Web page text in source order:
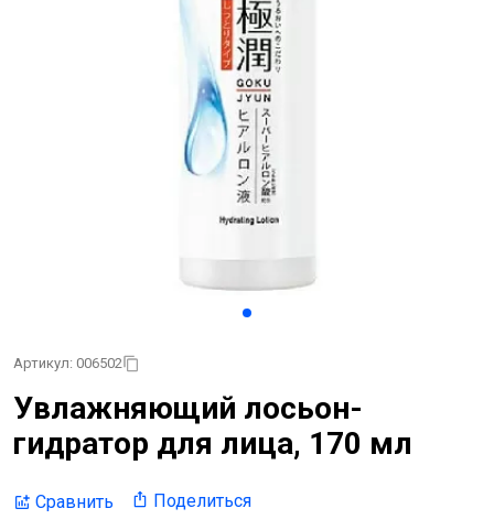
Артикул: 006502
Увлажняющий лосьон-
гидратор для лица, 170 мл
Сравнить Поделиться